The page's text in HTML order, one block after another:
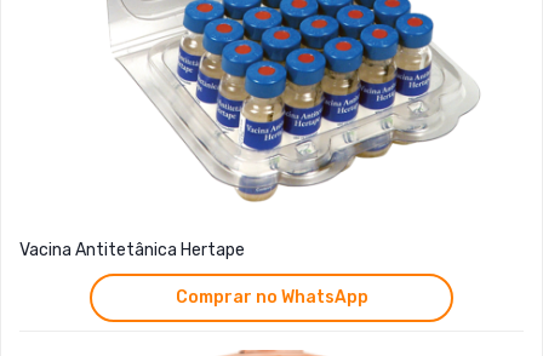
Vacina Antitetânica Hertape
Comprar no WhatsApp